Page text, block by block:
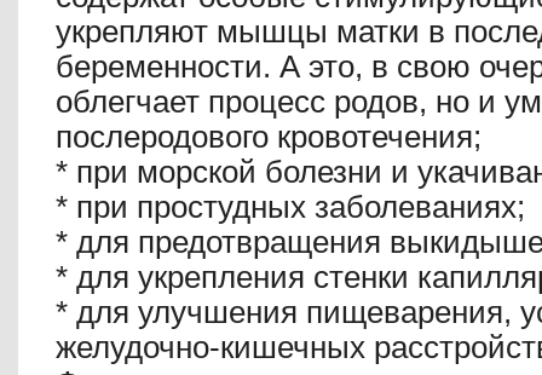
укрепляют мышцы матки в
беременности. А это, в свою
облегчает процесс родов, но и
послеродового кровотечения;
* при морской болезни и
* при простудных заболеваниях;
* для предотвращения
* для укрепления стенки
* для улучшения пищеварения,
желудочно-кишечных